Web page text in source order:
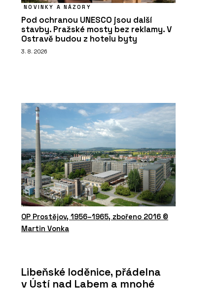
NOVINKY A NÁZORY
Pod ochranou UNESCO jsou další
stavby. Pražské mosty bez reklamy. V
Ostravě budou z hotelu byty
3. 8. 2026
OP Prostějov, 1956–1965, zbořeno 2016 ©
Martin Vonka
Libeňské loděnice, přádelna
v Ústí nad Labem a mnohé